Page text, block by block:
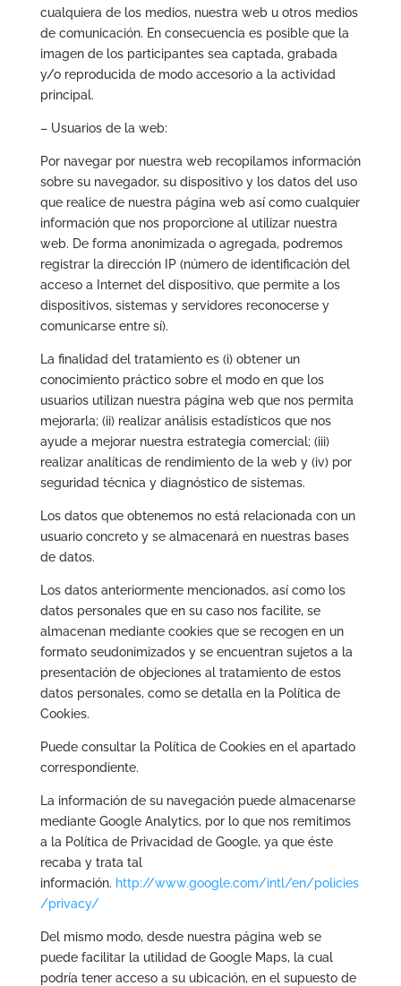
cualquiera de los medios, nuestra web u otros medios
de comunicación. En consecuencia es posible que la
imagen de los participantes sea captada, grabada
y/o reproducida de modo accesorio a la actividad
principal.
– Usuarios de la web:
Por navegar por nuestra web recopilamos información
sobre su navegador, su dispositivo y los datos del uso
que realice de nuestra página web así como cualquier
información que nos proporcione al utilizar nuestra
web. De forma anonimizada o agregada, podremos
registrar la dirección IP (número de identificación del
acceso a Internet del dispositivo, que permite a los
dispositivos, sistemas y servidores reconocerse y
comunicarse entre sí).
La finalidad del tratamiento es (i) obtener un
conocimiento práctico sobre el modo en que los
usuarios utilizan nuestra página web que nos permita
mejorarla; (ii) realizar análisis estadísticos que nos
ayude a mejorar nuestra estrategia comercial; (iii)
realizar analíticas de rendimiento de la web y (iv) por
seguridad técnica y diagnóstico de sistemas.
Los datos que obtenemos no está relacionada con un
usuario concreto y se almacenará en nuestras bases
de datos.
Los datos anteriormente mencionados, así como los
datos personales que en su caso nos facilite, se
almacenan mediante cookies que se recogen en un
formato seudonimizados y se encuentran sujetos a la
presentación de objeciones al tratamiento de estos
datos personales, como se detalla en la Política de
Cookies.
Puede consultar la Política de Cookies en el apartado
correspondiente.
La información de su navegación puede almacenarse
mediante Google Analytics, por lo que nos remitimos
a la Política de Privacidad de Google, ya que éste
recaba y trata tal
información. http://www.google.com/intl/en/policies
/privacy/
Del mismo modo, desde nuestra página web se
puede facilitar la utilidad de Google Maps, la cual
podría tener acceso a su ubicación, en el supuesto de